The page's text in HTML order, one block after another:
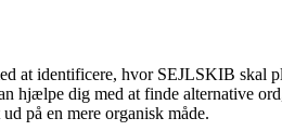
at identificere, hvor SEJLSKIB skal
hjælpe dig med at finde alternative
på en mere organisk måde.